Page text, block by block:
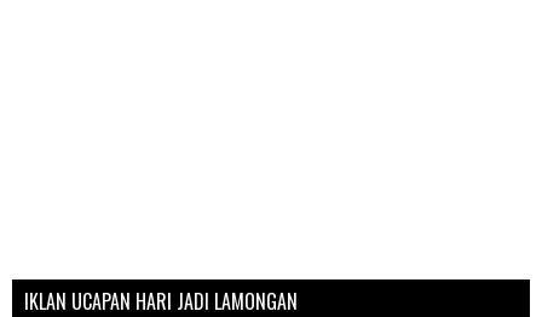
IKLAN UCAPAN HARI JADI LAMONGAN